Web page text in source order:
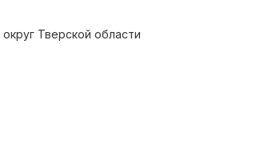
Тверской области